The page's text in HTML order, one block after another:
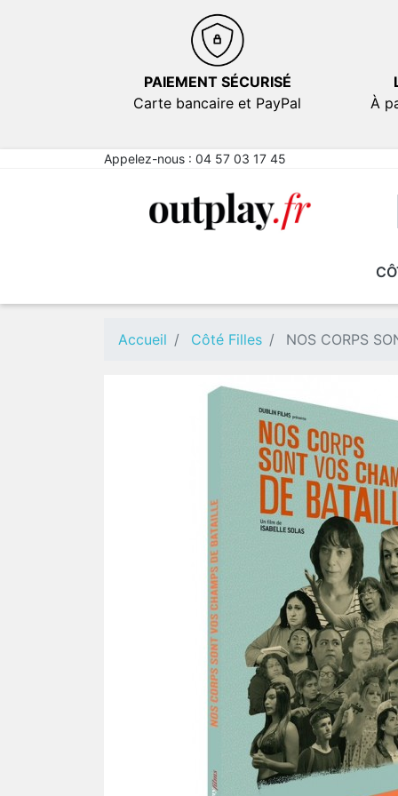
PAIEMENT SÉCURISÉ
Carte bancaire et PayPal
À
Appelez-nous : 04 57 03 17 45
NOUVEAUTÉS EN PROMOTION
NOUVEAUTÉS EN PROMOTION
Accueil Côté Filles NOS CORPS